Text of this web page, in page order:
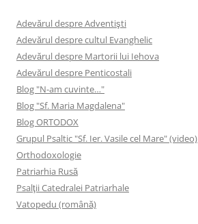
Adevărul despre Adventişti
Adevărul despre cultul Evanghelic
Adevărul despre Martorii lui Iehova
Adevărul despre Penticostali
Blog "N-am cuvinte…"
Blog "Sf. Maria Magdalena"
Blog ORTODOX
Grupul Psaltic "Sf. Ier. Vasile cel Mare" (video)
Orthodoxologie
Patriarhia Rusă
Psalţii Catedralei Patriarhale
Vatopedu (română)